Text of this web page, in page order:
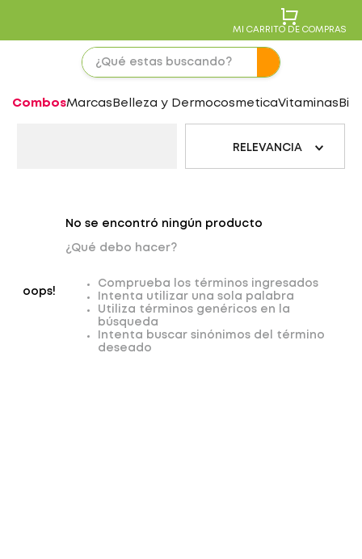
MI CARRITO DE COMPRAS
CombosMarcas Belleza y DermocosmeticaVitaminas
RELEVANCIA
oops!
No se encontró ningún producto
¿Qué debo hacer?
Comprueba los términos ingresados
Intenta utilizar una sola palabra
Utiliza términos genéricos en la
búsqueda
Intenta buscar sinónimos del término
deseado